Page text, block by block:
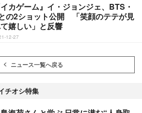
イカゲーム』イ・ジョンジェ、BTS・
の2ショット公開 「笑顔のテテが見
嬉しい」と反響
12-27
ニュース一覧へ戻る
チオシ特集